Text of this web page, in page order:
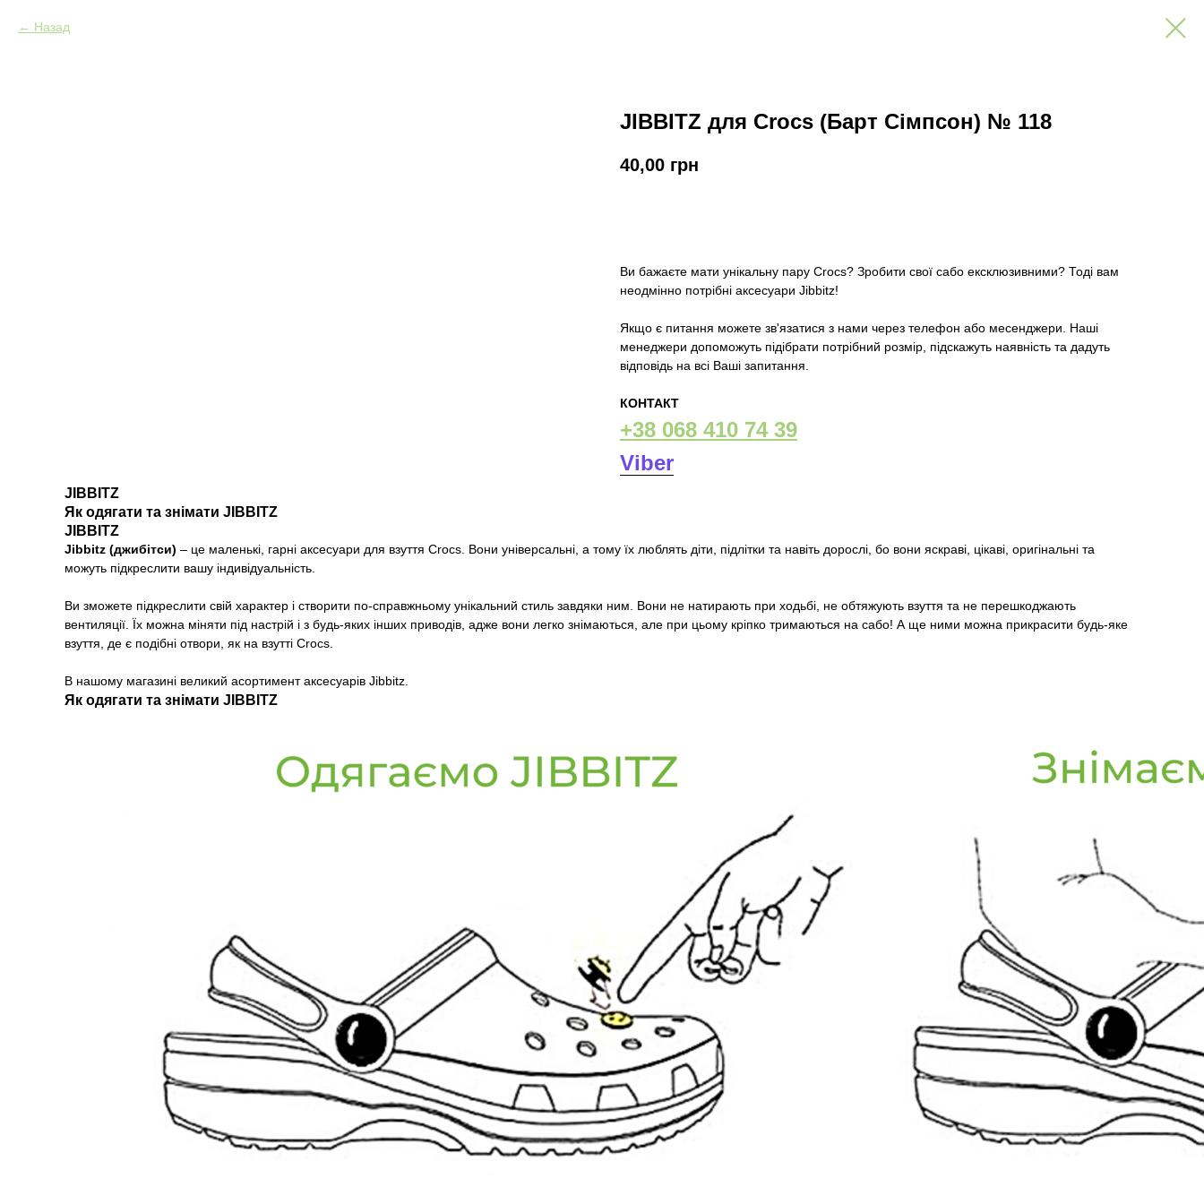
Назад
JIBBITZ для Crocs (Барт Сімпсон) № 118
40,00 грн
Ви бажаєте мати унікальну пару Crocs? Зробити свої сабо ексклюзивними? Тоді вам
неодмінно потрібні аксесуари Jibbitz!
Якщо є питання можете зв'язатися з нами через телефон або месенджери. Наші
менеджери допоможуть підібрати потрібний розмір, підскажуть наявність та дадуть
відповідь на всі Ваші запитання.
КОНТАКТ
+38 068 410 74 39
Viber
JIBBITZ
Як одягати та знімати JIBBITZ
JIBBITZ
Jibbitz (джибітси) – це маленькі, гарні аксесуари для взуття Crocs. Вони універсальні, а тому їх люблять діти, підлітки та навіть дорослі, бо вони яскраві, цікаві, оригінальні та
можуть підкреслити вашу індивідуальність.
Ви зможете підкреслити свій характер і створити по-справжньому унікальний стиль завдяки ним. Вони не натирають при ходьбі, не обтяжують взуття та не перешкоджають
вентиляції. Їх можна міняти під настрій і з будь-яких інших приводів, адже вони легко знімаються, але при цьому кріпко тримаються на сабо! А ще ними можна прикрасити будь-яке
взуття, де є подібні отвори, як на взутті Crocs.
В нашому магазині великий асортимент аксесуарів Jibbitz.
Як одягати та знімати JIBBITZ